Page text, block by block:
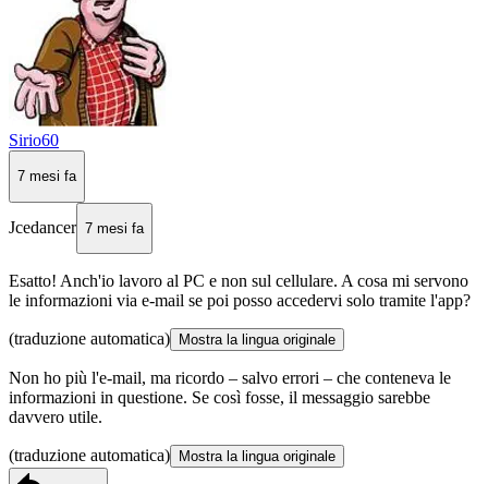
Sirio60
7 mesi fa
Jcedancer 7 mesi fa
Esatto! Anch'io lavoro al PC e non sul cellulare. A cosa mi servono
le informazioni via e-mail se poi posso accedervi solo tramite l'app?
(traduzione automatica) Mostra la lingua originale
Non ho più l'e-mail, ma ricordo – salvo errori – che conteneva le
informazioni in questione. Se così fosse, il messaggio sarebbe
davvero utile.
(traduzione automatica) Mostra la lingua originale